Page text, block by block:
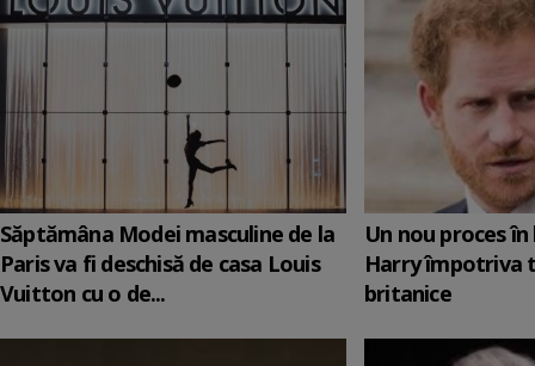
Săptămâna Modei masculine de la
Paris va fi deschisă de casa Louis
Vuitton cu o de...
Un nou proces
Harry împotriva
britanice